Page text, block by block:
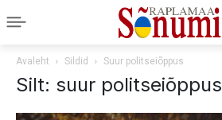
Avaleht Sildid Suur politseiõppus
Silt: suur politseiõppus